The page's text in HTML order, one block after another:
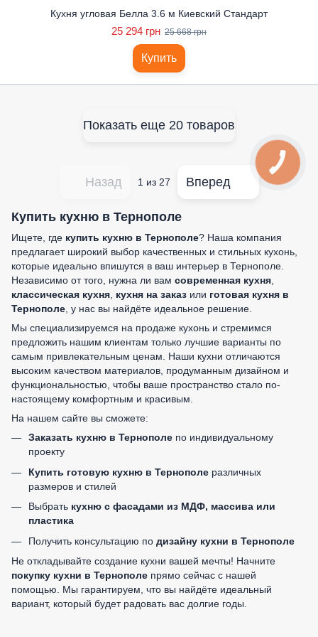
Кухня угловая Белла 3.6 м Киевский Стандарт
25 294 грн 25 668 грн
Купить
Показать еще 20 товаров
Назад 1 из 27 Вперед
Купить кухню в Тернополе
Ищете, где купить кухню в Тернополе? Наша компания
предлагает широкий выбор качественных и стильных кухонь,
которые идеально впишутся в ваш интерьер в Тернополе.
Независимо от того, нужна ли вам современная кухня,
классическая кухня, кухня на заказ или готовая кухня в
Тернополе, у нас вы найдёте идеальное решение.
Мы специализируемся на продаже кухонь и стремимся
предложить нашим клиентам только лучшие варианты по
самым привлекательным ценам. Наши кухни отличаются
высоким качеством материалов, продуманным дизайном и
функциональностью, чтобы ваше пространство стало по-
настоящему комфортным и красивым.
На нашем сайте вы сможете:
Заказать кухню в Тернополе по индивидуальному
проекту
Купить готовую кухню в Тернополе различных
размеров и стилей
Выбрать кухню с фасадами из МДФ, массива или
пластика
Получить консультацию по дизайну кухни в Тернополе
Не откладывайте создание кухни вашей мечты! Начните
покупку кухни в Тернополе прямо сейчас с нашей
помощью. Мы гарантируем, что вы найдёте идеальный
вариант, который будет радовать вас долгие годы.